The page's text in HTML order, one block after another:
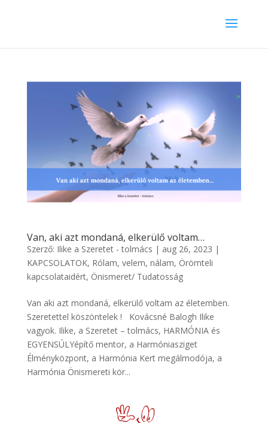
Van, aki azt mondaná, elkerülő voltam…
Szerző: Ilike a Szeretet - tolmács | aug 26, 2023 |
KAPCSOLATOK, Rólam, velem, nálam, Örömteli
kapcsolataidért, Önismeret/ Tudatosság
Van aki azt mondaná, elkerülő voltam az életemben.
Szeretettel köszöntelek ! Kovácsné Balogh Ilike
vagyok. Ilike, a Szeretet – tolmács, HARMÓNIA és
EGYENSÚLYépítő mentor, a Harmóniasziget
Élményközpont, a Harmónia Kert megálmodója, a
Harmónia Önismereti kör...